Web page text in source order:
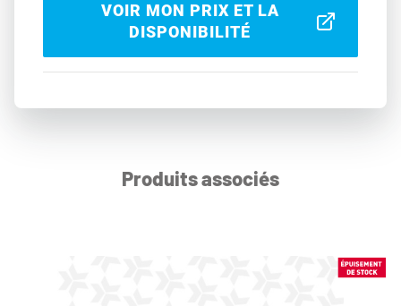
VOIR MON PRIX ET LA
DISPONIBILITÉ
Produits associés